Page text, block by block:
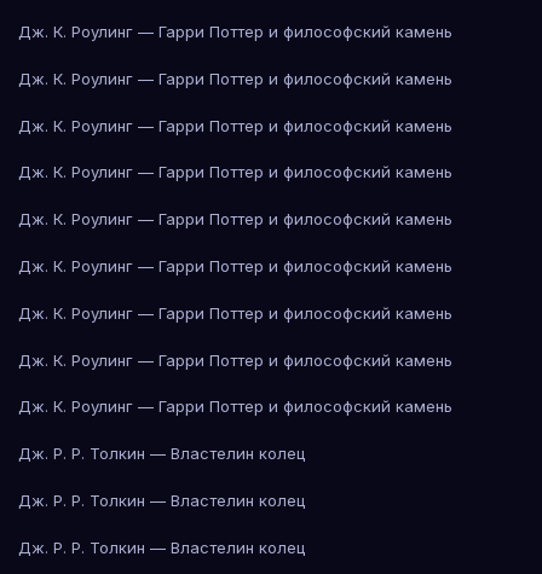
Дж. К. Роулинг — Гарри Поттер и философский камень
Дж. К. Роулинг — Гарри Поттер и философский камень
Дж. К. Роулинг — Гарри Поттер и философский камень
Дж. К. Роулинг — Гарри Поттер и философский камень
Дж. К. Роулинг — Гарри Поттер и философский камень
Дж. К. Роулинг — Гарри Поттер и философский камень
Дж. К. Роулинг — Гарри Поттер и философский камень
Дж. К. Роулинг — Гарри Поттер и философский камень
Дж. К. Роулинг — Гарри Поттер и философский камень
Дж. Р. Р. Толкин — Властелин колец
Дж. Р. Р. Толкин — Властелин колец
Дж. Р. Р. Толкин — Властелин колец